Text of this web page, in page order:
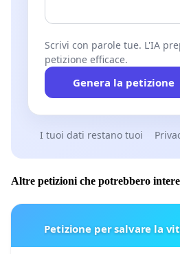
Scrivi con parole tue. L'IA
petizione efficace.
Genera la petizione
I tuoi dati restano tuoi
Altre petizioni che potrebbero
Petizione per salvare la